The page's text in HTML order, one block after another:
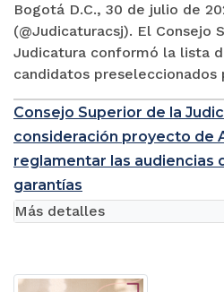
Bogotá D.C., 30 de julio de
(@Judicaturacsj). El Consejo
Judicatura conformó la lista
candidatos preseleccionados
Consejo Superior de la
consideración proyecto de
reglamentar las audiencias
garantías
Más detalles